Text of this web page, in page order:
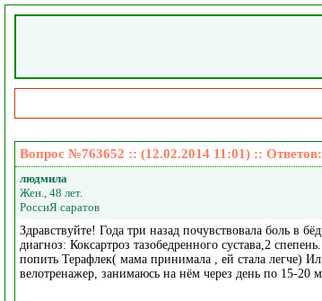
Вопрос №763652 :: (12.02.2014 11:01) :: Ответов:
людмила
Жен., 48 лет.
РоссиЯ саратов
Здравствуйте! Года три назад почувствовала боль в
диагноз: Коксартроз тазобедренного сустава,2
попить Терафлек( мама принимала , ей стала легче)
велотренажер, занимаюсь на нём через день по 15-20